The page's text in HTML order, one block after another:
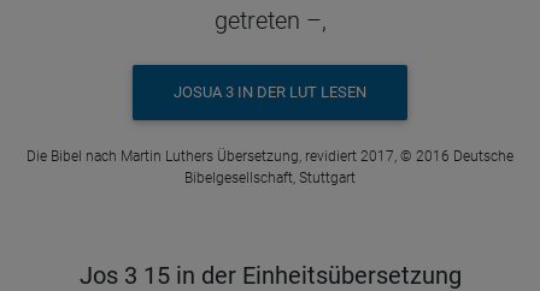
getreten –,
JOSUA 3 IN DER LUT LESEN
Die Bibel nach Martin Luthers Übersetzung, revidiert 2017, © 2016 Deutsche
Bibelgesellschaft, Stuttgart
Jos 3 15 in der Einheitsübersetzung